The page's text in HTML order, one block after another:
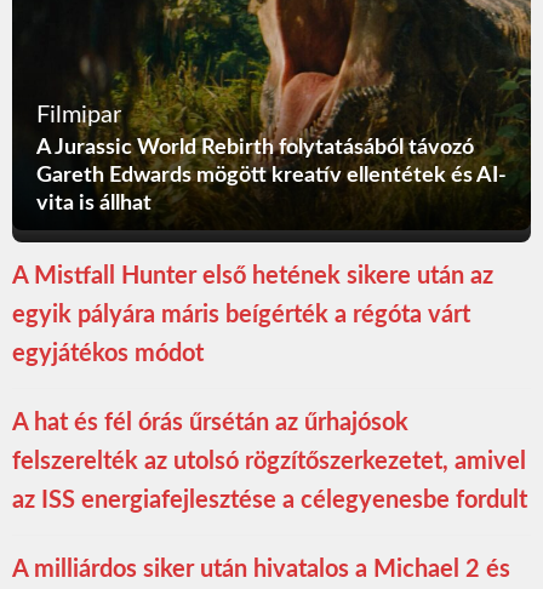
Filmipar
A Jurassic World Rebirth folytatásából távozó
Gareth Edwards mögött kreatív ellentétek és AI-
vita is állhat
A Mistfall Hunter első hetének sikere után az
egyik pályára máris beígérték a régóta várt
egyjátékos módot
A hat és fél órás űrsétán az űrhajósok
felszerelték az utolsó rögzítőszerkezetet, amivel
az ISS energiafejlesztése a célegyenesbe fordult
A milliárdos siker után hivatalos a Michael 2 és